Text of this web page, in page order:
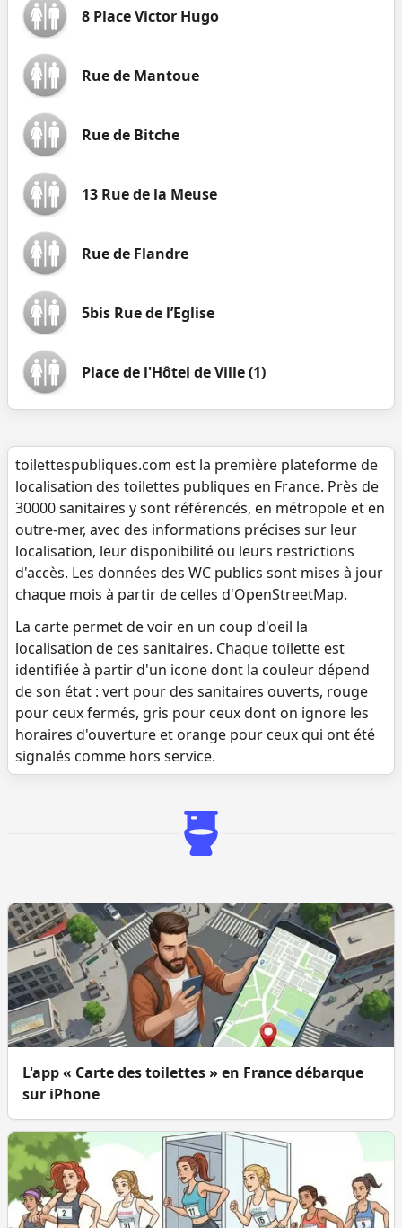
8 Place Victor Hugo
Rue de Mantoue
Rue de Bitche
13 Rue de la Meuse
Rue de Flandre
5bis Rue de l’Eglise
Place de l'Hôtel de Ville (1)
toilettespubliques.com est la première plateforme de
localisation des toilettes publiques en France. Près de
30000 sanitaires y sont référencés, en métropole et en
outre-mer, avec des informations précises sur leur
localisation, leur disponibilité ou leurs restrictions
d'accès. Les données des WC publics sont mises à jour
chaque mois à partir de celles d'OpenStreetMap.
La carte permet de voir en un coup d'oeil la
localisation de ces sanitaires. Chaque toilette est
identifiée à partir d'un icone dont la couleur dépend
de son état : vert pour des sanitaires ouverts, rouge
pour ceux fermés, gris pour ceux dont on ignore les
horaires d'ouverture et orange pour ceux qui ont été
signalés comme hors service.
L'app « Carte des toilettes » en France débarque
sur iPhone